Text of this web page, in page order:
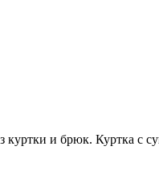
и брюк. Куртка с